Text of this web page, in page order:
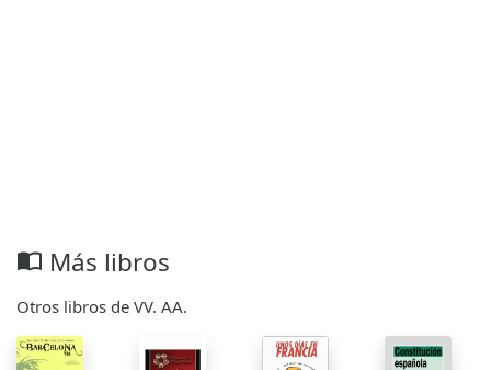
import_contacts Más libros
Otros libros de VV. AA.